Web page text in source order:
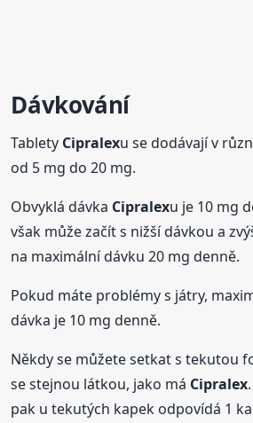
Dávkování
Tablety Cipralexu se dodávají v
od 5 mg do 20 mg.
Obvyklá dávka Cipralexu je 10 mg
však může začít s nižší dávkou a
na maximální dávku 20 mg denně.
Pokud máte problémy s játry,
dávka je 10 mg denně.
Někdy se můžete setkat s tekutou
se stejnou látkou, jako má Cipralex
pak u tekutých kapek odpovídá 1